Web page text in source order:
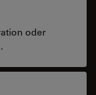
oder